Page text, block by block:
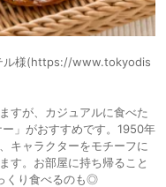
ル様(https://www.tokyodis
すが、カジュアルに食べた
」がおすすめです。1950年
キャラクターをモチーフに
す。お部屋に持ち帰ること
くり食べるのも◎